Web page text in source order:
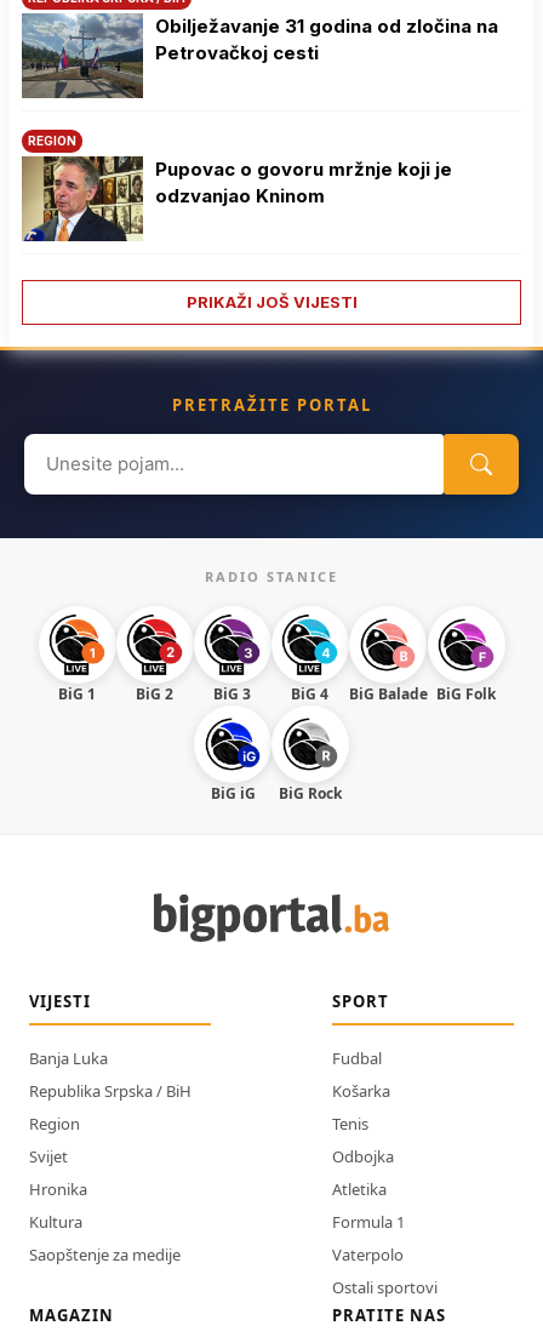
Obilježavanje 31 godina od zločina na
Petrovačkoj cesti
REGION
Pupovac o govoru mržnje koji je
odzvanjao Kninom
PRIKAŽI JOŠ VIJESTI
PRETRAŽITE PORTAL
Search
for:
RADIO STANICE
BiG 1 BiG 2 BiG 3 BiG 4 BiG Balade BiG Folk
BiG iG BiG Rock
VIJESTI
Banja Luka
Republika Srpska / BiH
Region
Svijet
Hronika
Kultura
Saopštenje za medije
SPORT
Fudbal
Košarka
Tenis
Odbojka
Atletika
Formula 1
Vaterpolo
Ostali sportovi
MAGAZIN
PRATITE NAS